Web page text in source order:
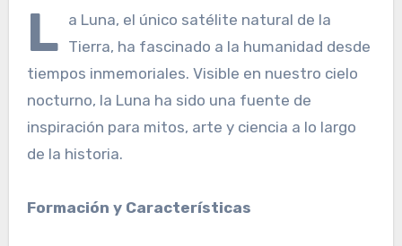
L a Luna, el único satélite natural de la
Tierra, ha fascinado a la humanidad desde
tiempos inmemoriales. Visible en nuestro cielo
nocturno, la Luna ha sido una fuente de
inspiración para mitos, arte y ciencia a lo largo
de la historia.
Formación y Características